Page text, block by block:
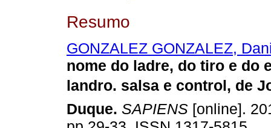
Resumo
GONZALEZ GONZALEZ,
nome do ladre, do tiro e do
landro. salsa e control, de
Duque. SAPIENS [online].